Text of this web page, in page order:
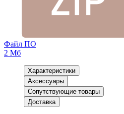
Файл ПО
2 Мб
Характеристики
Аксессуары
Сопутствующие товары
Доставка